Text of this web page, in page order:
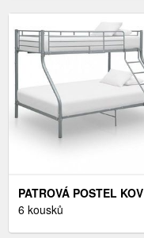
PATROVÁ POSTEL KOV
DEKORHOME
6 kousků